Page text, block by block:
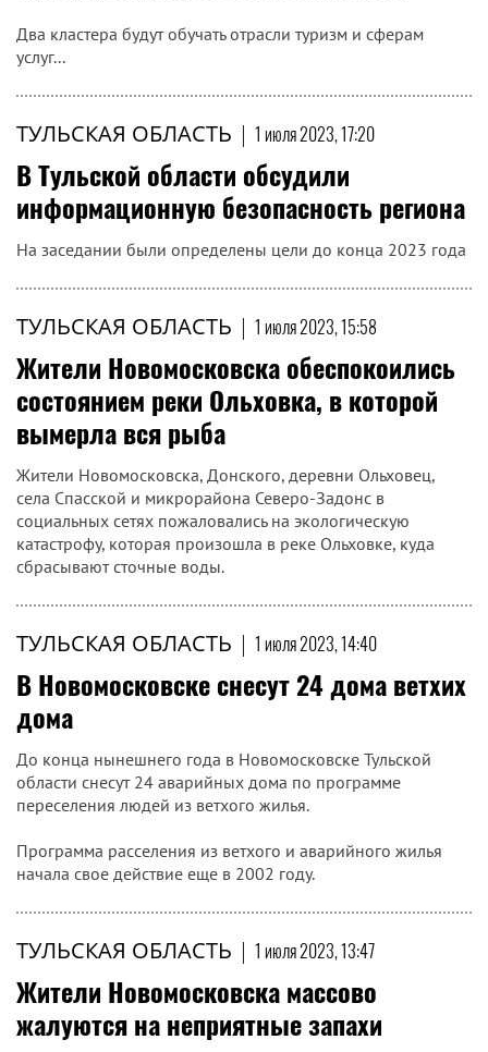
Два кластера будут обучать отрасли туризм и сферам
услуг...
ТУЛЬСКАЯ ОБЛАСТЬ | 1 июля 2023, 17:20
В Тульской области обсудили
информационную безопасность региона
На заседании были определены цели до конца 2023 года
ТУЛЬСКАЯ ОБЛАСТЬ | 1 июля 2023, 15:58
Жители Новомосковска обеспокоились
состоянием реки Ольховка, в которой
вымерла вся рыба
Жители Новомосковска, Донского, деревни Ольховец,
села Спасской и микрорайона Северо-Задонс в
социальных сетях пожаловались на экологическую
катастрофу, которая произошла в реке Ольховке, куда
сбрасывают сточные воды.
ТУЛЬСКАЯ ОБЛАСТЬ | 1 июля 2023, 14:40
В Новомосковске снесут 24 дома ветхих
дома
До конца нынешнего года в Новомосковске Тульской
области снесут 24 аварийных дома по программе
переселения людей из ветхого жилья.
Программа расселения из ветхого и аварийного жилья
начала свое действие еще в 2002 году.
ТУЛЬСКАЯ ОБЛАСТЬ | 1 июля 2023, 13:47
Жители Новомосковска массово
жалуются на неприятные запахи